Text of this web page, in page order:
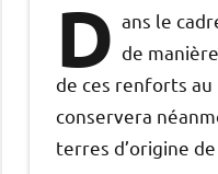
D ans le
de
de ces renforts au
conservera
terres d’origine